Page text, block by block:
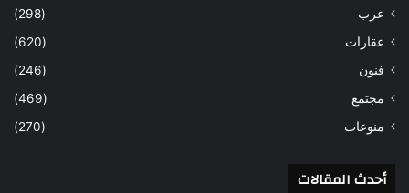
عرب
(298)
عقارات
(620)
فنون
(246)
مجتمع
(469)
منوعات
(270)
أحدث المقالات